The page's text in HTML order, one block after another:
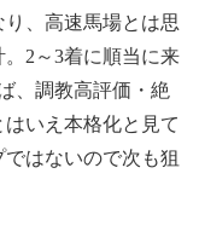
、高速馬場とは思
2～3着に順当に来
、調教高評価・絶
いえ本格化と見て
はないので次も狙